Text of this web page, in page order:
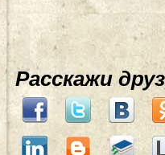
Расскажи